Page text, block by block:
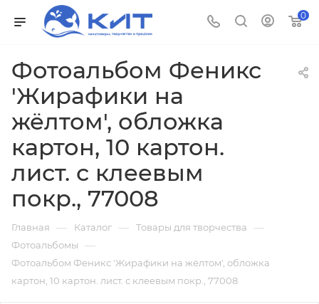
0
Фотоальбом Феникс
'Жирафики на
жёлтом', обложка
картон, 10 картон.
лист. с клеевым
покр., 77008
Главная — Каталог — Товары для творчества —
Фотоальбомы —
Фотоальбом Феникс 'Жирафики на жёлтом', обложка
картон, 10 картон. лист. с клеевым покр., 77008